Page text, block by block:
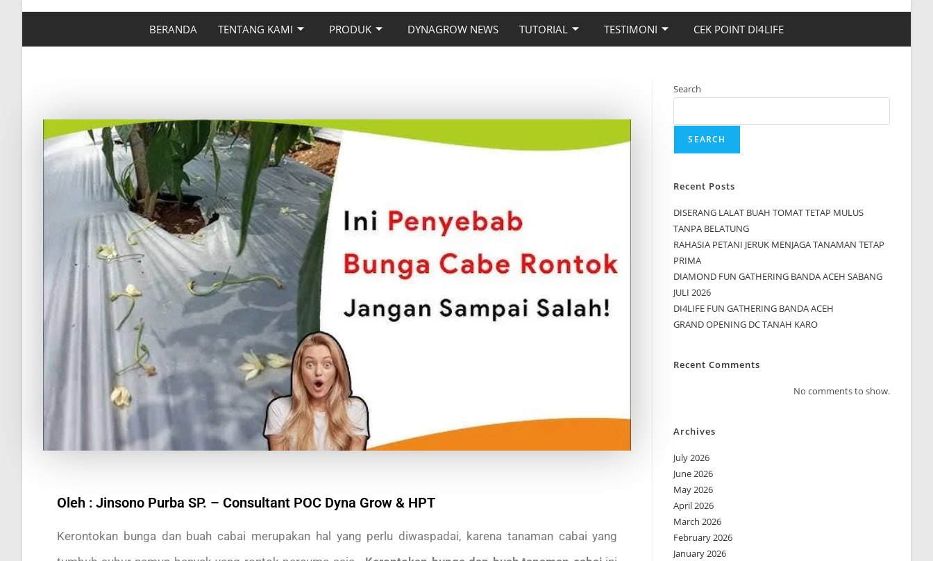
BERANDA TENTANG KAMI PRODUK DYNAGROW NEWS TUTORIAL TESTIMONI CEK POINT DI4LIFE
Oleh : Jinsono Purba SP. – Consultant POC Dyna Grow & HPT
Kerontokan bunga dan buah cabai merupakan hal yang perlu diwaspadai, karena tanaman cabai yang
Search
SEARCH
Recent Posts
DISERANG LALAT BUAH TOMAT TETAP MULUS
TANPA BELATUNG
RAHASIA PETANI JERUK MENJAGA TANAMAN TETAP
PRIMA
DIAMOND FUN GATHERING BANDA ACEH SABANG
JULI 2026
DI4LIFE FUN GATHERING BANDA ACEH
GRAND OPENING DC TANAH KARO
Recent Comments
No comments to show.
Archives
July 2026
June 2026
May 2026
April 2026
March 2026
February 2026
January 2026